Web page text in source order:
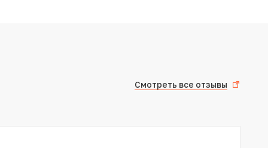
Смотреть все отзывы